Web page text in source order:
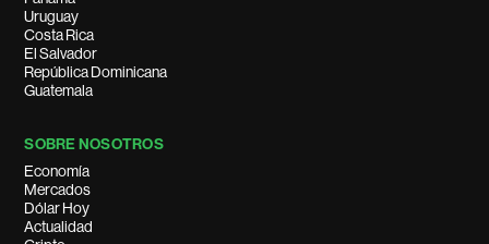
Uruguay
Costa Rica
El Salvador
República Dominicana
Guatemala
SOBRE NOSOTROS
Economía
Mercados
Dólar Hoy
Actualidad